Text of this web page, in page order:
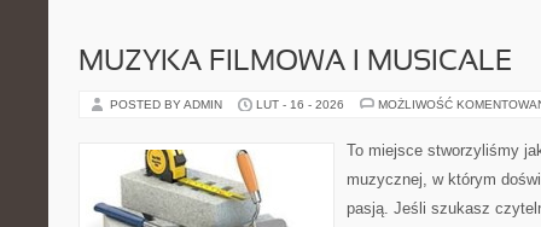
MUZYKA FILMOWA I MUSICALE
POSTED BY ADMIN LUT - 16 - 2026 MOŻLIWOŚĆ
To miejsce stworzyliśmy
muzycznej, w którym
pasją. Jeśli szukasz